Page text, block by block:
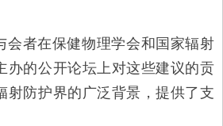
者在保健物理学会和国家辐射
办的公开论坛上对这些建议的贡
射防护界的广泛背景，提供了支